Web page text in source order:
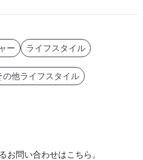
ー ライフスタイル
の他ライフスタイル
お問い合わせはこちら。